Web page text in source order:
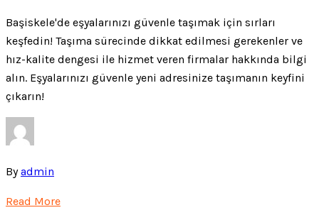
Başiskele'de eşyalarınızı güvenle taşımak için sırları
keşfedin! Taşıma sürecinde dikkat edilmesi gerekenler ve
hız-kalite dengesi ile hizmet veren firmalar hakkında bilgi
alın. Eşyalarınızı güvenle yeni adresinize taşımanın keyfini
çıkarın!
Byadmin
Read More